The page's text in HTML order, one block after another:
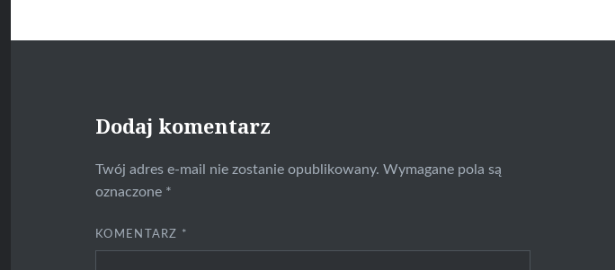
Dodaj komentarz
Twój adres e-mail nie zostanie opublikowany. Wymagane pola są
oznaczone *
KOMENTARZ *